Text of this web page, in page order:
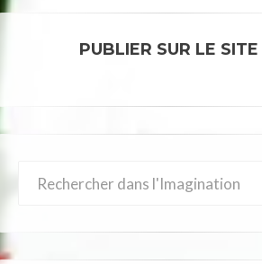
PUBLIER SUR LE SITE
for: